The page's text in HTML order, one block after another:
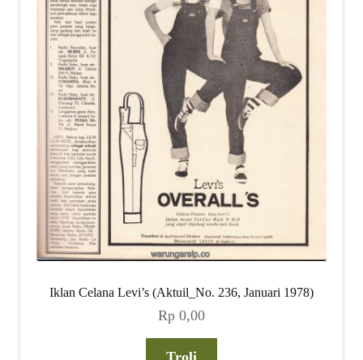
Iklan Celana Levi’s (Aktuil_No. 236, Januari 1978)
Rp 0,00
Troli